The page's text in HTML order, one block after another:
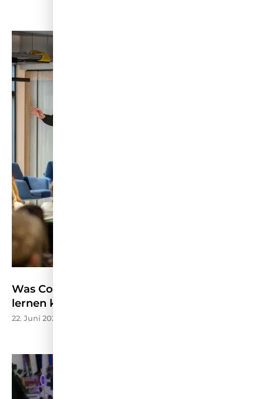
Was Content Marketing von der CMCX 2026
lernen kann – W&V
22. Juni 2026